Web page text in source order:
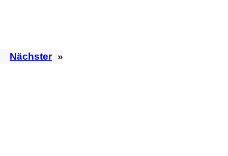
Nächster »